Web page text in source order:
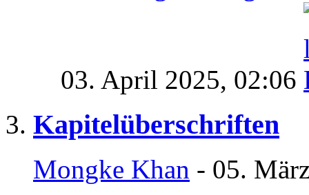
03. April 2025, 02:06
Kapitelüberschriften
Mongke Khan - 05.